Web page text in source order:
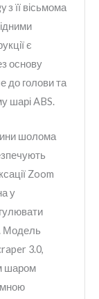
з її вісьмома
є
основу
до голови та
шарі ABS.
шолома
Zoom
у
Модель
3.0,
шаром